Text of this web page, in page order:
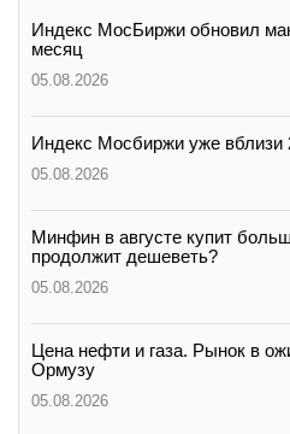
Индекс МосБиржи обновил
месяц
05.08.2026
Индекс Мосбиржи уже вблизи
05.08.2026
Минфин в августе купит
продолжит дешеветь?
05.08.2026
Цена нефти и газа. Рынок в
Ормузу
05.08.2026